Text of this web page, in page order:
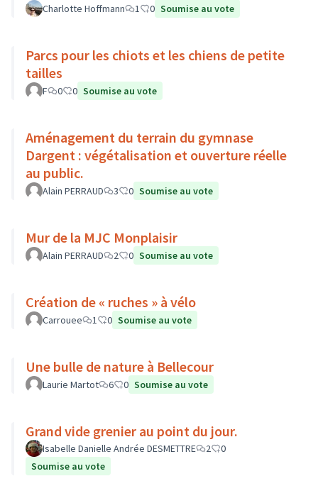
Charlotte Hoffmann 1 0 Soumise au vote
Parcs pour les chiots et les chiens de petite
tailles
F 0 0 Soumise au vote
Aménagement du terrain du gymnase
Dargent : végétalisation et ouverture réelle
au public.
Alain PERRAUD 3 0 Soumise au vote
Mur de la MJC Monplaisir
Alain PERRAUD 2 0 Soumise au vote
Création de « ruches » à vélo
Carrouee 1 0 Soumise au vote
Une bulle de nature à Bellecour
Laurie Martot 6 0 Soumise au vote
Grand vide grenier au point du jour.
Isabelle Danielle Andrée DESMETTRE 2
0
Soumise au vote